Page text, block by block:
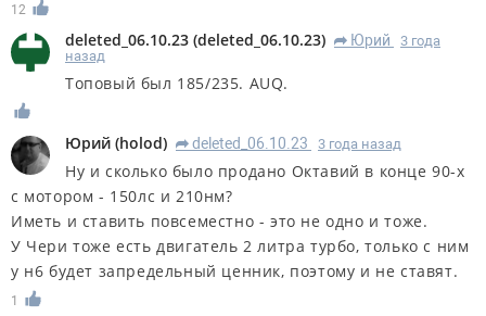
12
deleted_06.10.23 (deleted_06.10.23) R Юрий
3 года
назад
Топовый был 185/235. AUQ.
Юрий (holod) R deleted_06.10.23 3 года назад
Ну и сколько было продано Октавий в конце 90-х
с мотором - 150лс и 210нм?
Иметь и ставить повсеместно - это не одно и тоже.
У Чери тоже есть двигатель 2 литра турбо, только с ним
у н6 будет запредельный ценник, поэтому и не ставят.
1